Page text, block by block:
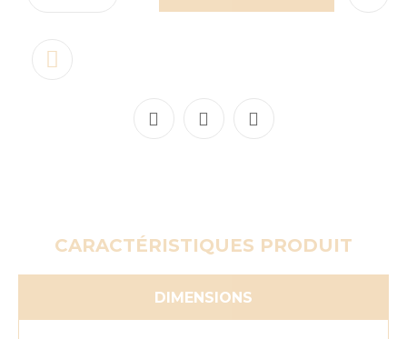
CARACTÉRISTIQUES PRODUIT
DIMENSIONS